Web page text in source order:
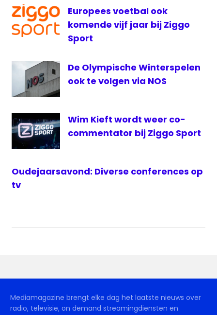
radio
Oranje
livestream
Wit-
Nederland
Nederland
NOS
1
oranje
radio
voetbal
voetbal
Europees voetbal ook
komende vijf jaar bij Ziggo
Sport
De Olympische Winterspelen
ook te volgen via NOS
Wim Kieft wordt weer co-
commentator bij Ziggo Sport
Oudejaarsavond: Diverse conferences op
tv
Mediamagazine brengt elke dag het laatste nieuws over
radio, televisie, on demand streamingdiensten en